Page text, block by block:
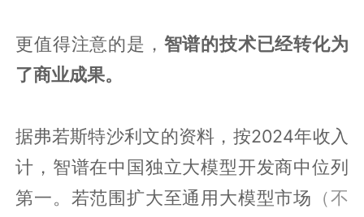
更值得注意的是， 智谱的技术已经转化为
了商业成果。
据弗若斯特沙利文的资料，按2024年收入
计，智谱在中国独立大模型开发商中位列
第一。若范围扩大至通用大模型市场 （不